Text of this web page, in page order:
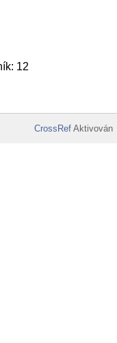
12
CrossRefAktivován